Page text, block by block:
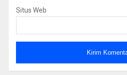
Situs Web